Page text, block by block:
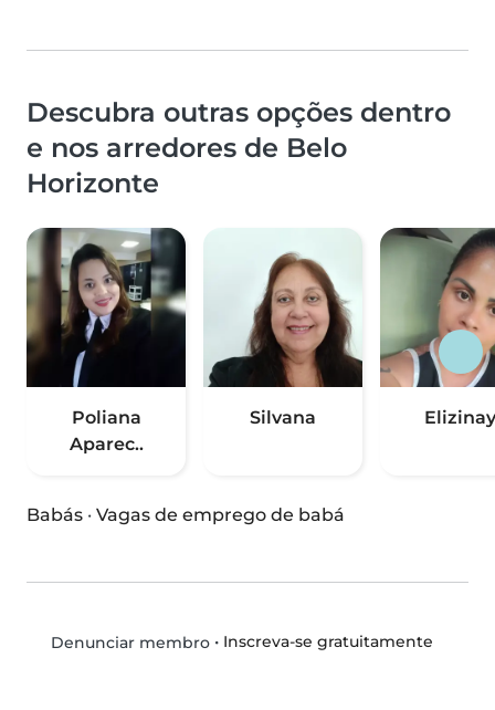
Descubra outras opções dentro
e nos arredores de Belo
Horizonte
Poliana
Aparec..
Silvana Elizinay
Babás · Vagas de emprego de babá
Denunciar membro• Inscreva-se gratuitamente